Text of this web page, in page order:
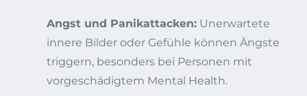
Angst und Panikattacken: Unerwartete
innere Bilder oder Gefühle können Ängste
triggern, besonders bei Personen mit
vorgeschädigtem Mental Health.